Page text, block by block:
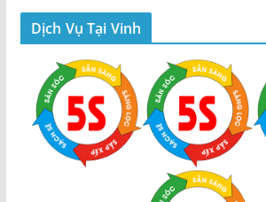
Dịch Vụ Tại Vinh